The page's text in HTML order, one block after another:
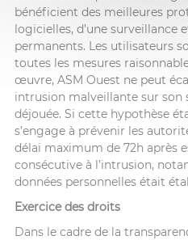
bénéficient des meilleures
logicielles, d’une surveillance
permanents. Les utilisateurs
toutes les mesures
œuvre, ASM Ouest ne peut
intrusion malveillante sur son
déjouée. Si cette hypothèse
s’engage à prévenir les
délai maximum de 72h après
consécutive à l’intrusion,
données personnelles était
Exercice des droits
Dans le cadre de la